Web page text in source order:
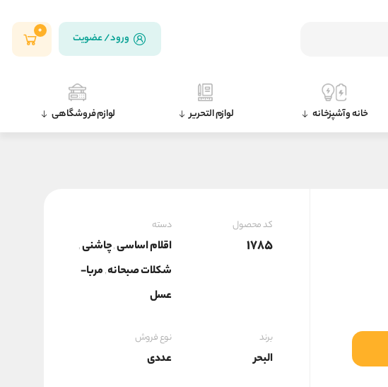
ورود / عضویت
0
خانه و آشپزخانه لوازم التحریر لوازم فروشگاهی
کد محصول
1785
دسته
اقلام اساسی,چاشنی,
شكلات صبحانه,مربا-
عسل
برند
البحر
نوع فروش
عددی